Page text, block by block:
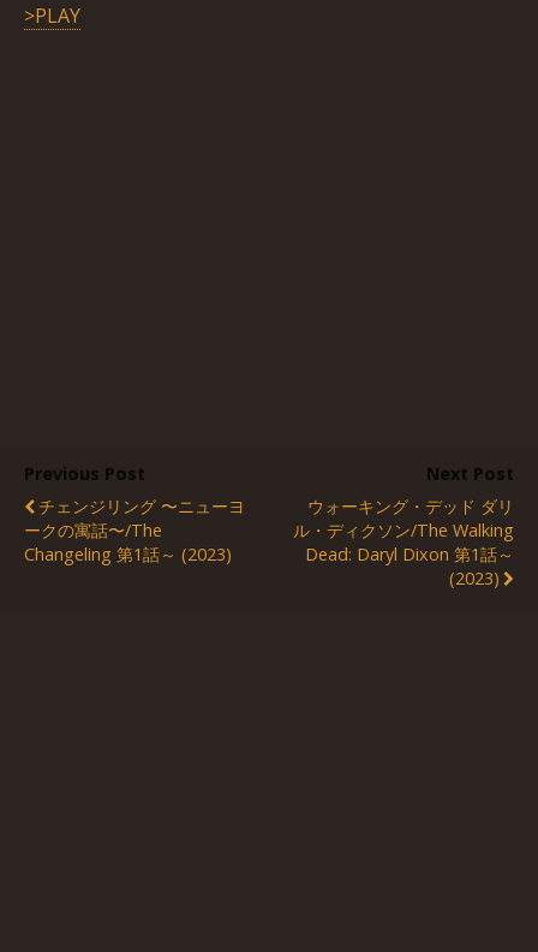
>PLAY
Previous Post
チェンジリング 〜ニューヨ
ークの寓話〜/The
Changeling 第1話～ (2023)
Next Post
ウォーキング・デッド ダリ
ル・ディクソン/The Walking
Dead: Daryl Dixon 第1話～
(2023)